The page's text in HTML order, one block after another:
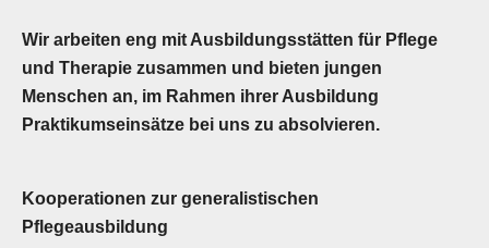
Wir arbeiten eng mit Ausbildungsstätten für Pflege
und Therapie zusammen und bieten jungen
Menschen an, im Rahmen ihrer Ausbildung
Praktikumseinsätze bei uns zu absolvieren.
Kooperationen zur generalistischen
Pflegeausbildung